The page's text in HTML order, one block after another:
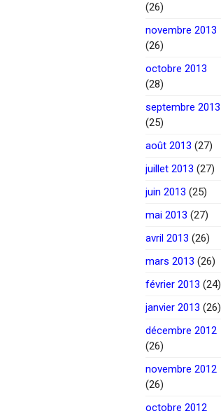
(26)
novembre 2013
(26)
octobre 2013
(28)
septembre 2013
(25)
août 2013 (27)
juillet 2013 (27)
juin 2013 (25)
mai 2013 (27)
avril 2013 (26)
mars 2013 (26)
février 2013 (24)
janvier 2013 (26)
décembre 2012
(26)
novembre 2012
(26)
octobre 2012